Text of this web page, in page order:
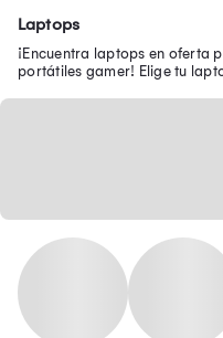
Laptops
¡Encuentra laptops en oferta
portátiles gamer! Elige tu